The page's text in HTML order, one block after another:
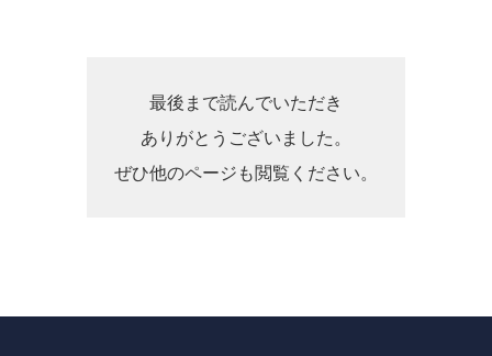
最後まで読んでいただき
ありがとうございました。
ぜひ他のページも閲覧ください。